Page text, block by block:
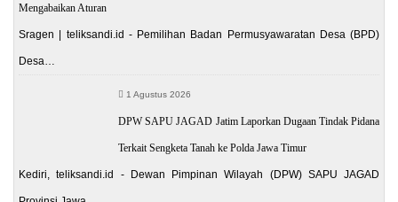
Mengabaikan Aturan
Sragen | teliksandi.id - Pemilihan Badan Permusyawaratan Desa (BPD)
Desa…
1 Agustus 2026
DPW SAPU JAGAD Jatim Laporkan Dugaan Tindak Pidana
Terkait Sengketa Tanah ke Polda Jawa Timur
Kediri, teliksandi.id - Dewan Pimpinan Wilayah (DPW) SAPU JAGAD